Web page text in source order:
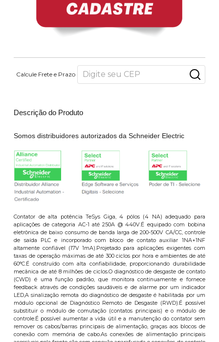
Calcule Frete e Prazo
Descrição do Produto
Somos distribuidores autorizados da Schneider Electric
Contator de alta potência TeSys Giga, 4 pólos (4 NA) adequado para
aplicações de categoria AC-1 até 250A @ 440V.É equipado com bobina
eletrônica de baixo consumo de banda larga de 200-500V CA/CC, controle
de saída PLC e incorporado com bloco de contato auxiliar 1NA+1NF
altamente confiável (17V 1mA).Projetado para aplicações exigentes com
taxas de operação máximas de até 300 ciclos por hora e ambientes de até
60°C.É construído com alta confiabilidade, proporcionando durabilidade
mecânica de até 8 milhões de ciclos.O diagnóstico de desgaste de contato
(CWD) é uma função padrão, que monitora continuamente e fornece
feedback através de condições saudáveis e de alarme por um indicador
LED,A sinalização remota do diagnóstico de desgaste é habilitada por um
módulo opcional de Diagnóstico Remoto de Desgaste (RWD).É possível
substituir o módulo de comutação (contatos principais) e o módulo de
controle.É possível aumentar a vida útil e a manutenção do contator sem
remover os cabos/barras principais de alimentação, graças aos blocos de
conexão com memória de cabo.As conexões de alimentação principais